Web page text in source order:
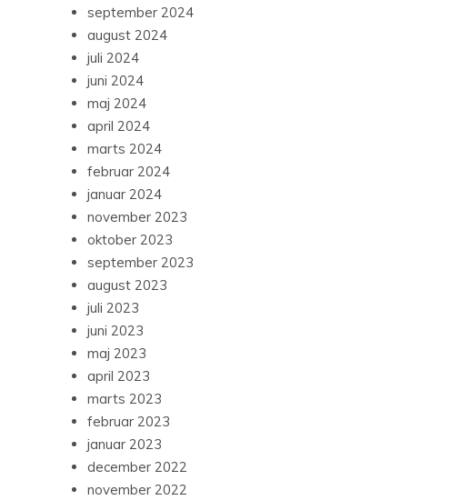
september 2024
august 2024
juli 2024
juni 2024
maj 2024
april 2024
marts 2024
februar 2024
januar 2024
november 2023
oktober 2023
september 2023
august 2023
juli 2023
juni 2023
maj 2023
april 2023
marts 2023
februar 2023
januar 2023
december 2022
november 2022